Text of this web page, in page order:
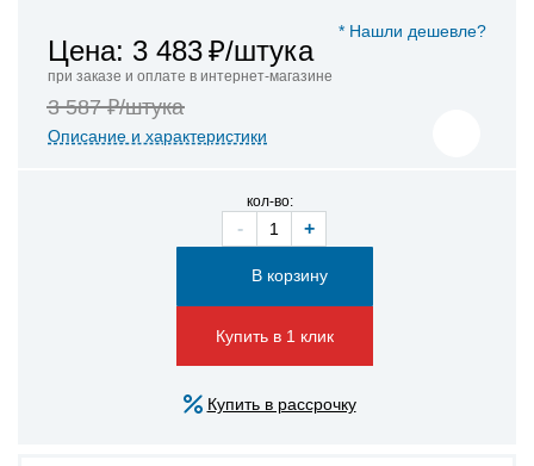
* Нашли дешевле?
Цена: 3 483₽/штука
при заказе и оплате в интернет-магазине
3 587 ₽/штука
Описание и характеристики
кол-во:
- +
Купить в 1 клик
Купить в рассрочку